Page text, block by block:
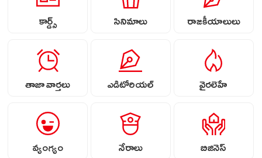
కార్డ్స్ సినిమాలు రాజకీయాలులు
తాజా వార్తలు ఎడిటోరియల్ వైరలెహే
వ్యంగ్యం నేరాలు బిజినెస్